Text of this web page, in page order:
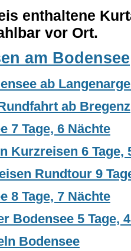
enthaltene
vor Ort.
am Bodensee
ab
ab Bregenz
7 Tage, 6 Nächte
Kurzreisen 6 Tage,
Rundtour 9
8 Tage, 7 Nächte
Bodensee 5 Tage,
Bodensee